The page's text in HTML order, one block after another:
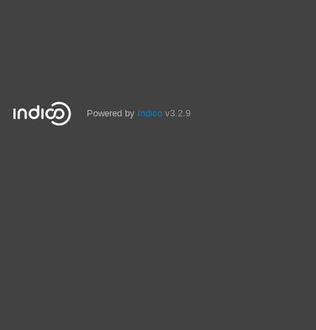
Powered by Indico v3.2.9